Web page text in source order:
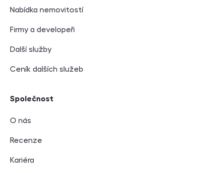
Nabídka nemovitostí
Firmy a developeři
Další služby
Ceník dalších služeb
Společnost
O nás
Recenze
Kariéra